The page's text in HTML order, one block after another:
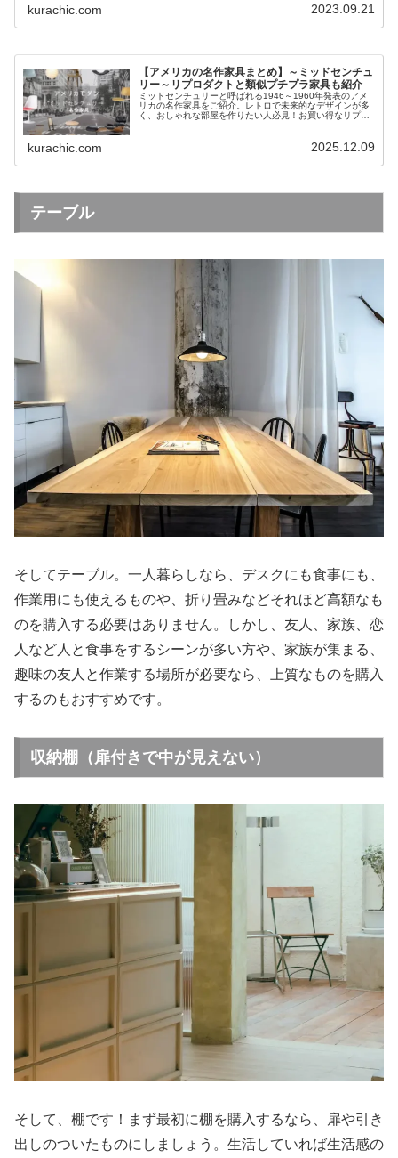
kurachic.com 2023.09.21
【アメリカの名作家具まとめ】～ミッドセンチュ
リー～リプロダクトと類似プチプラ家具も紹介
ミッドセンチュリーと呼ばれる1946～1960年発表のアメ
リカの名作家具をご紹介。レトロで未来的なデザインが多
く、おしゃれな部屋を作りたい人必見！お買い得なリプロ
kurachic.com 2025.12.09
テーブル
そしてテーブル。一人暮らしなら、デスクにも食事にも、
作業用にも使えるものや、折り畳みなどそれほど高額なも
のを購入する必要はありません。しかし、友人、家族、恋
人など人と食事をするシーンが多い方や、家族が集まる、
趣味の友人と作業する場所が必要なら、上質なものを購入
するのもおすすめです。
収納棚（扉付きで中が見えない）
そして、棚です！まず最初に棚を購入するなら、扉や引き
出しのついたものにしましょう。生活していれば生活感の